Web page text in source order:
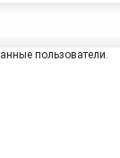
пользователи.